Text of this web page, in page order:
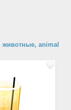
животные, animal